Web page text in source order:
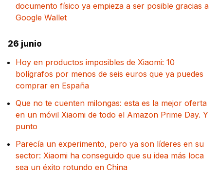
documento físico ya empieza a ser posible gracias a
Google Wallet
26 junio
Hoy en productos imposibles de Xiaomi: 10
bolígrafos por menos de seis euros que ya puedes
comprar en España
Que no te cuenten milongas: esta es la mejor oferta
en un móvil Xiaomi de todo el Amazon Prime Day. Y
punto
Parecía un experimento, pero ya son líderes en su
sector: Xiaomi ha conseguido que su idea más loca
sea un éxito rotundo en China